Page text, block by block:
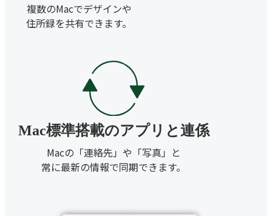
複数のMacでデザインや
住所録を共有できます。
Mac標準搭載のアプリと連係
Macの「連絡先」や「写真」と
常に最新の情報で同期できます。